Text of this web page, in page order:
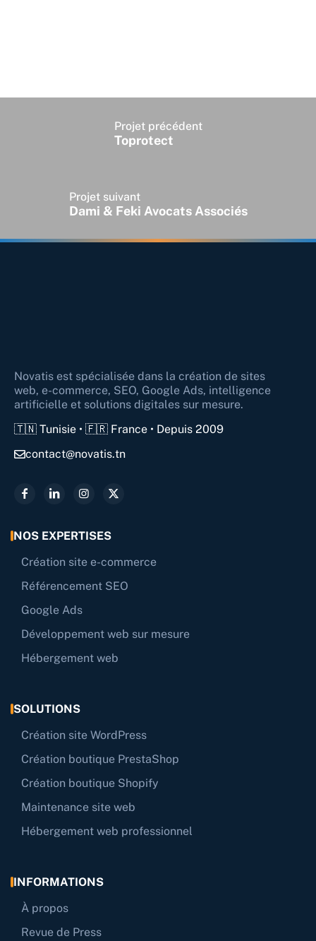
Projet précédent
Toprotect
Projet suivant
Dami & Feki Avocats Associés
Novatis est spécialisée dans la création de sites
web, e-commerce, SEO, Google Ads, intelligence
artificielle et solutions digitales sur mesure.
🇹🇳 Tunisie • 🇫🇷 France • Depuis 2009
contact@novatis.tn
NOS EXPERTISES
Création site e-commerce
Référencement SEO
Google Ads
Développement web sur mesure
Hébergement web
SOLUTIONS
Création site WordPress
Création boutique PrestaShop
Création boutique Shopify
Maintenance site web
Hébergement web professionnel
INFORMATIONS
À propos
Revue de Press